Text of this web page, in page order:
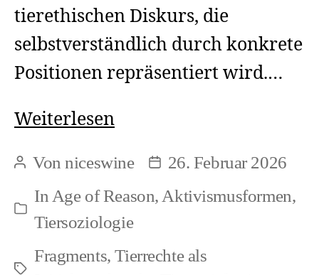
tierethischen Diskurs, die
selbstverständlich durch konkrete
Positionen repräsentiert wird.…
WeiterlesenTier
konstruiertes
Fremdes
in
welchem
Beitragsautor
Vonniceswine Beitragsdatum
26. Februar 2026
Kategorien
In Age of Reason, Aktivismusformen,
Tiersoziologie
Fragments,Tierrechte als